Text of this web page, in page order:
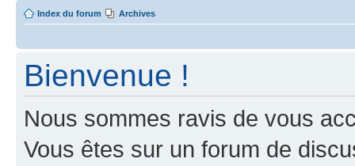
Index du forum Archives
Bienvenue !
Nous sommes ravis de vous
Vous êtes sur un forum de